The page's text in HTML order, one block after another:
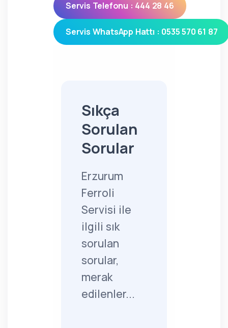
Servis Telefonu : 444 28 46
Servis WhatsApp Hattı : 0535 570 61 87
Sıkça
Sorulan
Sorular
Erzurum
Ferroli
Servisi ile
ilgili sık
sorulan
sorular,
merak
edilenler...